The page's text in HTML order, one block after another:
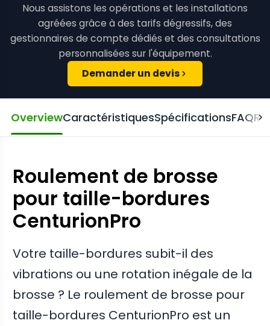
Nous assistons les opérations et les installations
agréées grâce à des tarifs dégressifs, des
gestionnaires de compte dédiés et des consultations
personnalisées sur l'équipement.
Demander un devis
OverviewCaractéristiquesSpécificationsFAQ
Roulement de brosse
pour taille-bordures
CenturionPro
Votre taille-bordures subit-il des
vibrations ou une rotation inégale de la
brosse ? Le roulement de brosse pour
taille-bordures CenturionPro est un